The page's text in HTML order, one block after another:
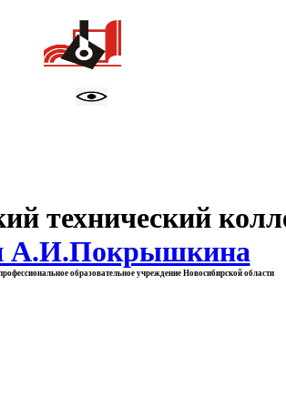
технический
А.И.Покрышкина
образовательное учреждение Новосибирской области